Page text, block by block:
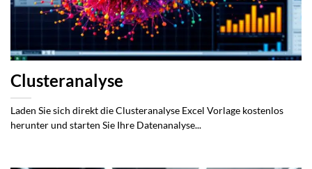
Clusteranalyse
Laden Sie sich direkt die Clusteranalyse Excel Vorlage kostenlos
herunter und starten Sie Ihre Datenanalyse...